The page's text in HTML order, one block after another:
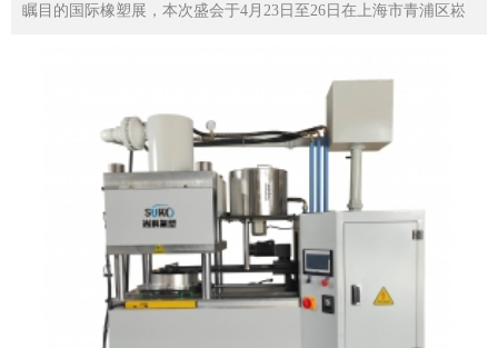
瞩目的国际橡塑展，本次盛会于4月23日至26日在上海市青浦区崧